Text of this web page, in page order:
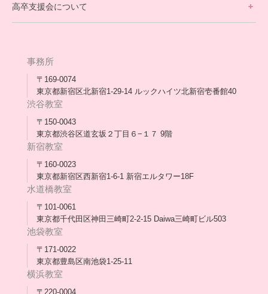
[家庭訪問カウンセリング]
保護者交流だより一覧
会長コラム一覧
高卒支援会について
メディア出演
スタッフ紹介
合格・進路実績
協力団体
理事長・会長あいさつ
保護者会
採用情報
事務所
〒169-0074
東京都新宿区北新宿1-29-14 ルックハイツ北新宿壱番館40
渋谷教室
〒150-0043
東京都渋谷区道玄坂２丁目６−１７ 9階
新宿教室
〒160-0023
東京都新宿区西新宿1-6-1 新宿エルタワー18F
水道橋教室
〒101-0061
東京都千代田区神田三崎町2-2-15 Daiwa三崎町ビル503
池袋教室
〒171-0022
東京都豊島区南池袋1-25-11
横浜教室
〒220-0004